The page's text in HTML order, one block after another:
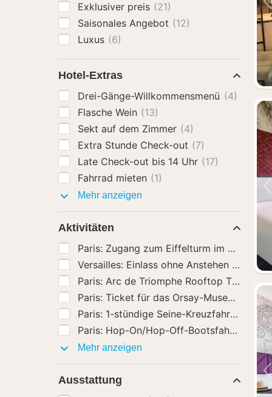
Exklusiver preis (21)
Saisonales Angebot (12)
Luxus (6)
Hotel-Extras
Drei-Gänge-Willkommensmenü (4)
Flasche Wein (13)
Sekt auf dem Zimmer (4)
Extra Stunde Check-out (7)
Late Check-out bis 14 Uhr (17)
Fahrrad mieten (1)
Mehr anzeigen
Aktivitäten
Paris: Arc de Triomphe Rooftop Tickets
Mehr anzeigen
Ausstattung